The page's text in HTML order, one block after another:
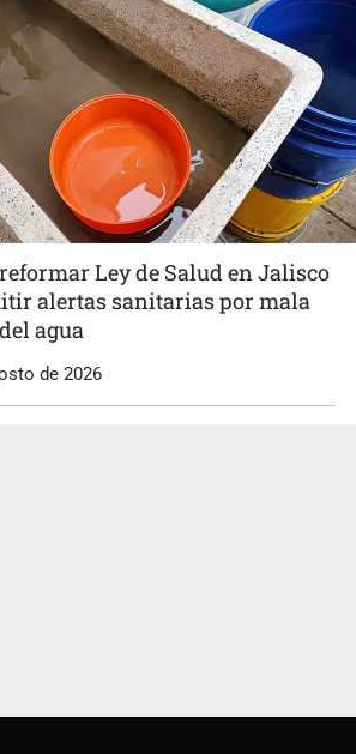
Ley de Salud en Jalisco
alertas sanitarias por mala
agua
de 2026